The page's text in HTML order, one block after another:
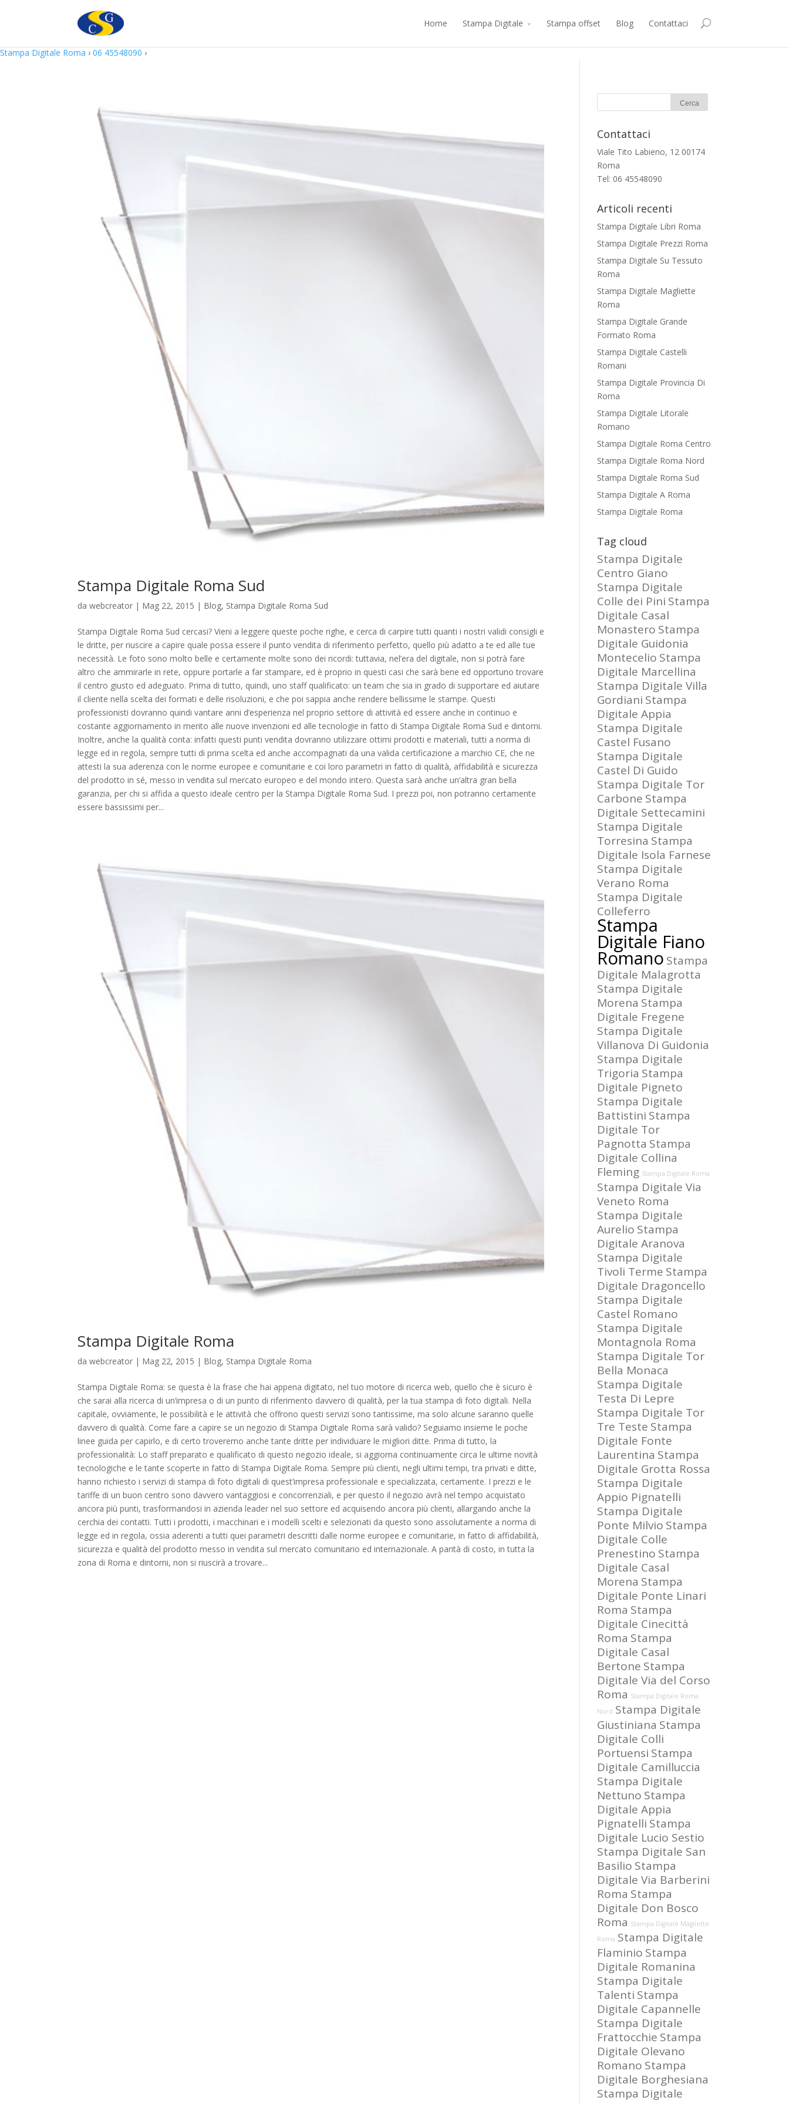
Home Stampa Digitale Stampa offset Blog Contattaci
Stampa Digitale Roma › 06 45548090 ›
Stampa Digitale Roma Sud
da webcreator | Mag 22, 2015 | Blog, Stampa Digitale Roma Sud
Stampa Digitale Roma Sud cercasi? Vieni a leggere queste poche righe, e cerca di carpire tutti quanti i nostri validi consigli e
le dritte, per riuscire a capire quale possa essere il punto vendita di riferimento perfetto, quello più adatto a te ed alle tue
necessità. Le foto sono molto belle e certamente molte sono dei ricordi: tuttavia, nel’era del digitale, non si potrà fare
altro che ammirarle in rete, oppure portarle a far stampare, ed è proprio in questi casi che sarà bene ed opportuno trovare
il centro giusto ed adeguato. Prima di tutto, quindi, uno staff qualificato: un team che sia in grado di supportare ed aiutare
il cliente nella scelta dei formati e delle risoluzioni, e che poi sappia anche rendere bellissime le stampe. Questi
professionisti dovranno quindi vantare anni d’esperienza nel proprio settore di attività ed essere anche in continuo e
costante aggiornamento in merito alle nuove invenzioni ed alle tecnologie in fatto di Stampa Digitale Roma Sud e dintorni.
Inoltre, anche la qualità conta: infatti questi punti vendita dovranno utilizzare ottimi prodotti e materiali, tutti a norma di
legge ed in regola, sempre tutti di prima scelta ed anche accompagnati da una valida certificazione a marchio CE, che ne
attesti la sua aderenza con le norme europee e comunitarie e coi loro parametri in fatto di qualità, affidabilità e sicurezza
del prodotto in sé, messo in vendita sul mercato europeo e del mondo intero. Questa sarà anche un’altra gran bella
garanzia, per chi si affida a questo ideale centro per la Stampa Digitale Roma Sud. I prezzi poi, non potranno certamente
essere bassissimi per...
Stampa Digitale Roma
da webcreator | Mag 22, 2015 | Blog, Stampa Digitale Roma
Stampa Digitale Roma: se questa è la frase che hai appena digitato, nel tuo motore di ricerca web, quello che è sicuro è
che sarai alla ricerca di un’impresa o di un punto di riferimento davvero di qualità, per la tua stampa di foto digitali. Nella
capitale, ovviamente, le possibilità e le attività che offrono questi servizi sono tantissime, ma solo alcune saranno quelle
davvero di qualità. Come fare a capire se un negozio di Stampa Digitale Roma sarà valido? Seguiamo insieme le poche
linee guida per capirlo, e di certo troveremo anche tante dritte per individuare le migliori ditte. Prima di tutto, la
professionalità: Lo staff preparato e qualificato di questo negozio ideale, si aggiorna continuamente circa le ultime novità
tecnologiche e le tante scoperte in fatto di Stampa Digitale Roma. Sempre più clienti, negli ultimi tempi, tra privati e ditte,
hanno richiesto i servizi di stampa di foto digitali di quest’impresa professionale e specializzata, certamente. I prezzi e le
tariffe di un buon centro sono davvero vantaggiosi e concorrenziali, e per questo il negozio avrà nel tempo acquistato
ancora più punti, trasformandosi in azienda leader nel suo settore ed acquisendo ancora più clienti, allargando anche la
cerchia dei contatti. Tutti i prodotti, i macchinari e i modelli scelti e selezionati da questo sono assolutamente a norma di
legge ed in regola, ossia aderenti a tutti quei parametri descritti dalle norme europee e comunitarie, in fatto di affidabilità,
sicurezza e qualità del prodotto messo in vendita sul mercato comunitario ed internazionale. A parità di costo, in tutta la
zona di Roma e dintorni, non si riuscirà a trovare...
Contattaci
Viale Tito Labieno, 12 00174
Roma
Tel: 06 45548090
Articoli recenti
Stampa Digitale Libri Roma
Stampa Digitale Prezzi Roma
Stampa Digitale Su Tessuto
Roma
Stampa Digitale Magliette
Roma
Stampa Digitale Grande
Formato Roma
Stampa Digitale Castelli
Romani
Stampa Digitale Provincia Di
Roma
Stampa Digitale Litorale
Romano
Stampa Digitale Roma Centro
Stampa Digitale Roma Nord
Stampa Digitale Roma Sud
Stampa Digitale A Roma
Stampa Digitale Roma
Tag cloud
Stampa Digitale
Centro Giano
Stampa Digitale
Colle dei Pini Stampa
Digitale Casal
Monastero Stampa
Digitale Guidonia
Montecelio Stampa
Digitale Marcellina
Stampa Digitale Villa
Gordiani Stampa
Digitale Appia
Stampa Digitale
Castel Fusano
Stampa Digitale
Castel Di Guido
Stampa Digitale Tor
Carbone Stampa
Digitale Settecamini
Stampa Digitale
Torresina Stampa
Digitale Isola Farnese
Stampa Digitale
Verano Roma
Stampa Digitale
Colleferro
Stampa
Digitale Fiano
Romano Stampa
Digitale Malagrotta
Stampa Digitale
Morena Stampa
Digitale Fregene
Stampa Digitale
Villanova Di Guidonia
Stampa Digitale
Trigoria Stampa
Digitale Pigneto
Stampa Digitale
Battistini Stampa
Digitale Tor
Pagnotta Stampa
Digitale Collina
Fleming Stampa Digitale Roma
Stampa Digitale Via
Veneto Roma
Stampa Digitale
Aurelio Stampa
Digitale Aranova
Stampa Digitale
Tivoli Terme Stampa
Digitale Dragoncello
Stampa Digitale
Castel Romano
Stampa Digitale
Montagnola Roma
Stampa Digitale Tor
Bella Monaca
Stampa Digitale
Testa Di Lepre
Stampa Digitale Tor
Tre Teste Stampa
Digitale Fonte
Laurentina Stampa
Digitale Grotta Rossa
Stampa Digitale
Appio Pignatelli
Stampa Digitale
Ponte Milvio Stampa
Digitale Colle
Prenestino Stampa
Digitale Casal
Morena Stampa
Digitale Ponte Linari
Roma Stampa
Digitale Cinecittà
Roma Stampa
Digitale Casal
Bertone Stampa
Digitale Via del Corso
Roma Stampa Digitale Roma
Nord Stampa Digitale
Giustiniana Stampa
Digitale Colli
Portuensi Stampa
Digitale Camilluccia
Stampa Digitale
Nettuno Stampa
Digitale Appia
Pignatelli Stampa
Digitale Lucio Sestio
Stampa Digitale San
Basilio Stampa
Digitale Via Barberini
Roma Stampa
Digitale Don Bosco
Roma Stampa Digitale Magliette
Roma Stampa Digitale
Flaminio Stampa
Digitale Romanina
Stampa Digitale
Talenti Stampa
Digitale Capannelle
Stampa Digitale
Frattocchie Stampa
Digitale Olevano
Romano Stampa
Digitale Borghesiana
Stampa Digitale
Questo sito utilizza cookie in conformità alla policy e cookie che rientrano nella responsabilità di terze parti. Proseguendo nella navigazione acconsenti all’utilizzo di cookie.